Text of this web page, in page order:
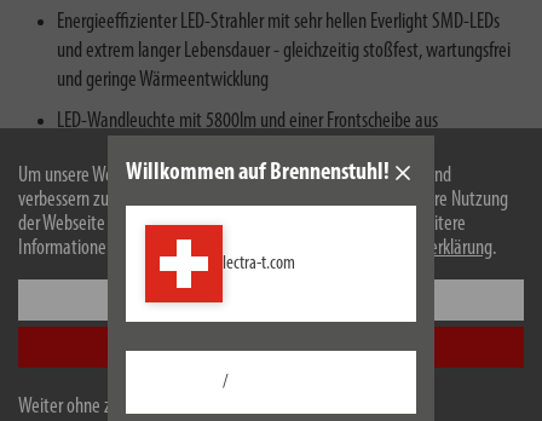
Um unsere Webseite für Sie optimal zu gestalten und fortlaufend
verbessern zu können, verwenden wir Cookies. Durch die weitere Nutzung
der Webseite stimmen Sie der Verwendung von Cookies zu. Weitere
Informationen zu Cookies erhalten Sie in unserer
Datenschutzerklärung.
Alle akzeptieren
Weiter ohne zu akzeptieren
Willkommen auf Brennenstuhl!
lectra-t.com
/
Energieeffizienter LED-Strahler mit sehr hellen Everlight SMD-LEDs
und extrem langer Lebensdauer - gleichzeitig stoßfest, wartungsfrei
und geringe Wärmeentwicklung
LED-Wandleuchte mit 5800lm und einer Frontscheibe aus
EU Produktdatenblatt